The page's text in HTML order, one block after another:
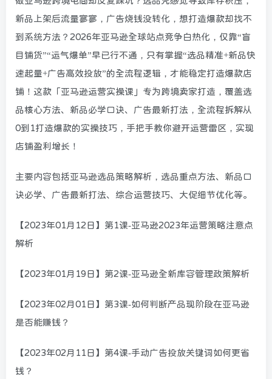
新品上架后流量寥寥，广告烧钱没转化，想打造爆款却找不
到系统方法？2026年亚马逊全球站点竞争白热化，仅靠“盲
目铺货”“运气爆单”早已行不通，只有掌握“选品精准+新品快
速起量+广告高效投放”的全流程逻辑，才能稳定打造爆款店
铺！这款「亚马逊运营实操课」专为跨境卖家打造，覆盖选
品核心方法、新品必学口诀、广告最新打法，全流程拆解从
0到1打造爆款的实操技巧，手把手教你避开运营雷区，实现
店铺盈利增长！
主要内容包括亚马逊选品策略解析，选品重点方法、新品口
诀必学、广告最新打法、综合运营技巧、大促细节优化等。
【2023年01月12日】第1课-亚马逊2023年运营策略注意点
解析
【2023年01月19日】第2课-亚马逊全新库容管理政策解析
【2023年02月01日】第3课-如何判断产品现阶段在亚马逊
是否能赚钱？
【2023年02月11日】第4课-手动广告投放关键词如何更省
钱？